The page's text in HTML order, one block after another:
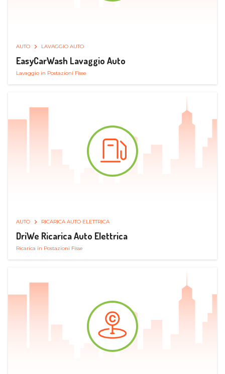
AUTO LAVAGGIO AUTO
EasyCarWash Lavaggio Auto
Lavaggio in Postazioni Fisse
AUTO RICARICA AUTO ELETTRICA
DriWe Ricarica Auto Elettrica
Ricarica in Postazioni Fisse